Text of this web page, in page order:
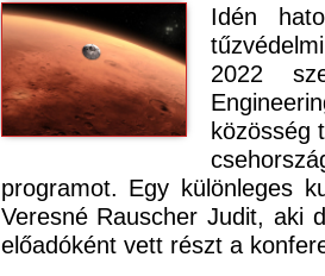
Idén
2022
közösség
programot. Egy különleges
Veresné Rauscher Judit, aki
előadóként vett részt a